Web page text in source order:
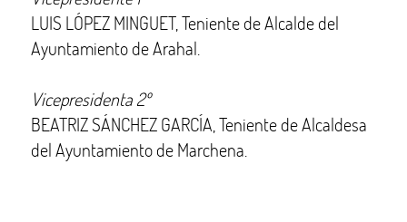
LUIS LÓPEZ MINGUET, Teniente de Alcalde del
Ayuntamiento de Arahal.
Vicepresidenta 2º
BEATRIZ SÁNCHEZ GARCÍA, Teniente de Alcaldesa
del Ayuntamiento de Marchena.